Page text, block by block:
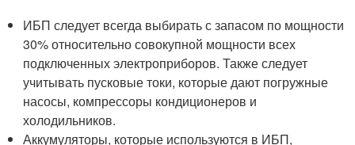
ИБП следует всегда выбирать с запасом по мощности
30% относительно совокупной мощности всех
подключенных электроприборов. Также следует
учитывать пусковые токи, которые дают погружные
насосы, компрессоры кондиционеров и
холодильников.
Аккумуляторы, которые используются в ИБП,